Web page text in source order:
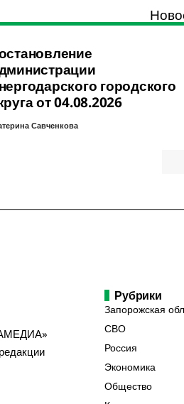
городского
от 04.08.2026
Савченкова
Рубрики
Запорожская
СВО
Россия
Экономика
Общество